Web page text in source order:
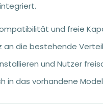
und freie
an die bestehende
und Nutzer
in das vorhandene